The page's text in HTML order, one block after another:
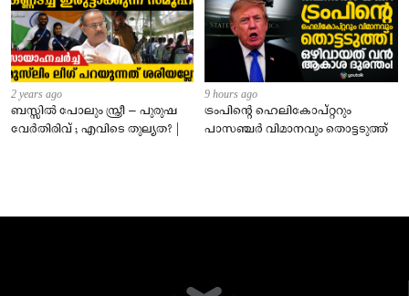
2 years ago
ബസ്സിൽ പോലും സ്ത്രീ – പുരുഷ
വേർതിരിവ് ; എവിടെ തുല്യത? |
9 hours ago
ട്രംപിന്റെ ഹെലികോപ്റ്ററും
പാസഞ്ചര്‍ വിമാനവും തൊട്ടടുത്ത്